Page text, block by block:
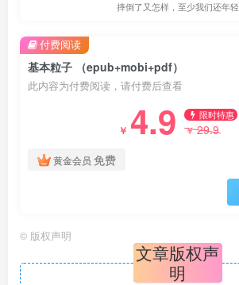
摔倒了又怎样，至少我们还年轻
基本粒子 （epub+mobi+pdf）
此内容为付费阅读，请付费后查看
￥ 4.9 限时特惠
￥29.9
黄金会员 免费
付费阅读
© 版权声明
文章版权声
明